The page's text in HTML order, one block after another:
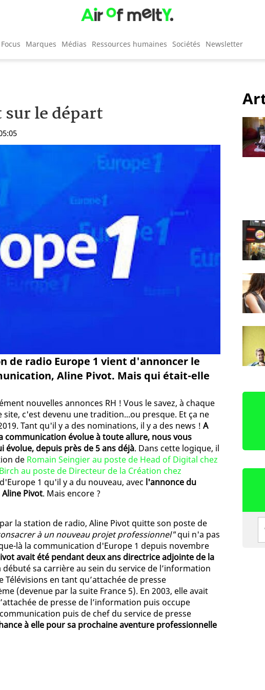
Focus Marques Médias Ressources humaines Sociétés Newsletter
sur le départ
de radio Europe 1 vient d'annoncer le
Aline Pivot. Mais qui était-elle
nouvelles annonces RH ! Vous le savez, à chaque
c'est devenu une tradition...ou presque. Et ça ne
Tant qu'il y a des nominations, il y a des news ! A
évolue à toute allure, nous vous
depuis près de 5 ans déjà. Dans cette logique, il
de Romain Seingier au poste de Head of Digital chez
au poste de Directeur de la Création chez
1 qu'il y a du nouveau, avec l'annonce du
Pivot. Mais encore ?
la station de radio, Aline Pivot quitte son poste de
à un nouveau projet professionnel"qui n'a pas
là la communication d'Europe 1 depuis novembre
avait été pendant deux ans directrice adjointe de la
débuté sa carrière au sein du service de l’information
en tant qu’attachée de presse
(devenue par la suite France 5). En 2003, elle avait
de presse de l’information puis occupe
puis de chef du service de presse
à elle pour sa prochaine aventure professionnelle